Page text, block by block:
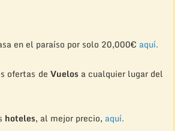
en el paraíso por solo 20,000€ aquí.
ofertas de Vuelosa cualquier lugar del
hoteles, al mejor precio, aquí.